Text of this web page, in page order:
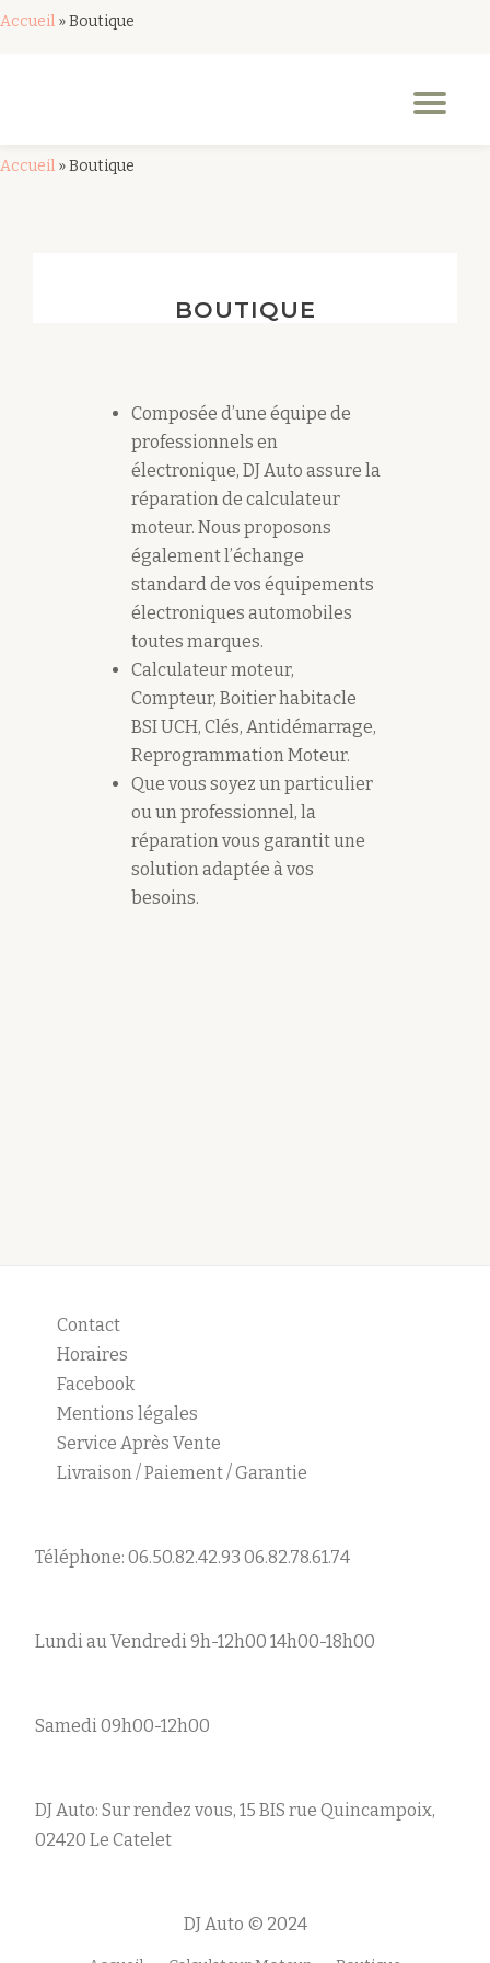
Accueil »Boutique
Accueil »Boutique
BOUTIQUE
Composée d’une équipe de
professionnels en
électronique, DJ Auto assure la
réparation de calculateur
moteur. Nous proposons
également l’échange
standard de vos équipements
électroniques automobiles
toutes marques.
Calculateur moteur,
Compteur, Boitier habitacle
BSI UCH, Clés, Antidémarrage,
Reprogrammation Moteur.
Que vous soyez un particulier
ou un professionnel, la
réparation vous garantit une
solution adaptée à vos
besoins.
Contact
Horaires
Facebook
Mentions légales
Service Après Vente
Livraison / Paiement / Garantie
Téléphone: 06.50.82.42.93 06.82.78.61.74
Lundi au Vendredi 9h-12h00 14h00-18h00
Samedi 09h00-12h00
DJ Auto: Sur rendez vous, 15 BIS rue Quincampoix,
02420 Le Catelet
DJ Auto © 2024